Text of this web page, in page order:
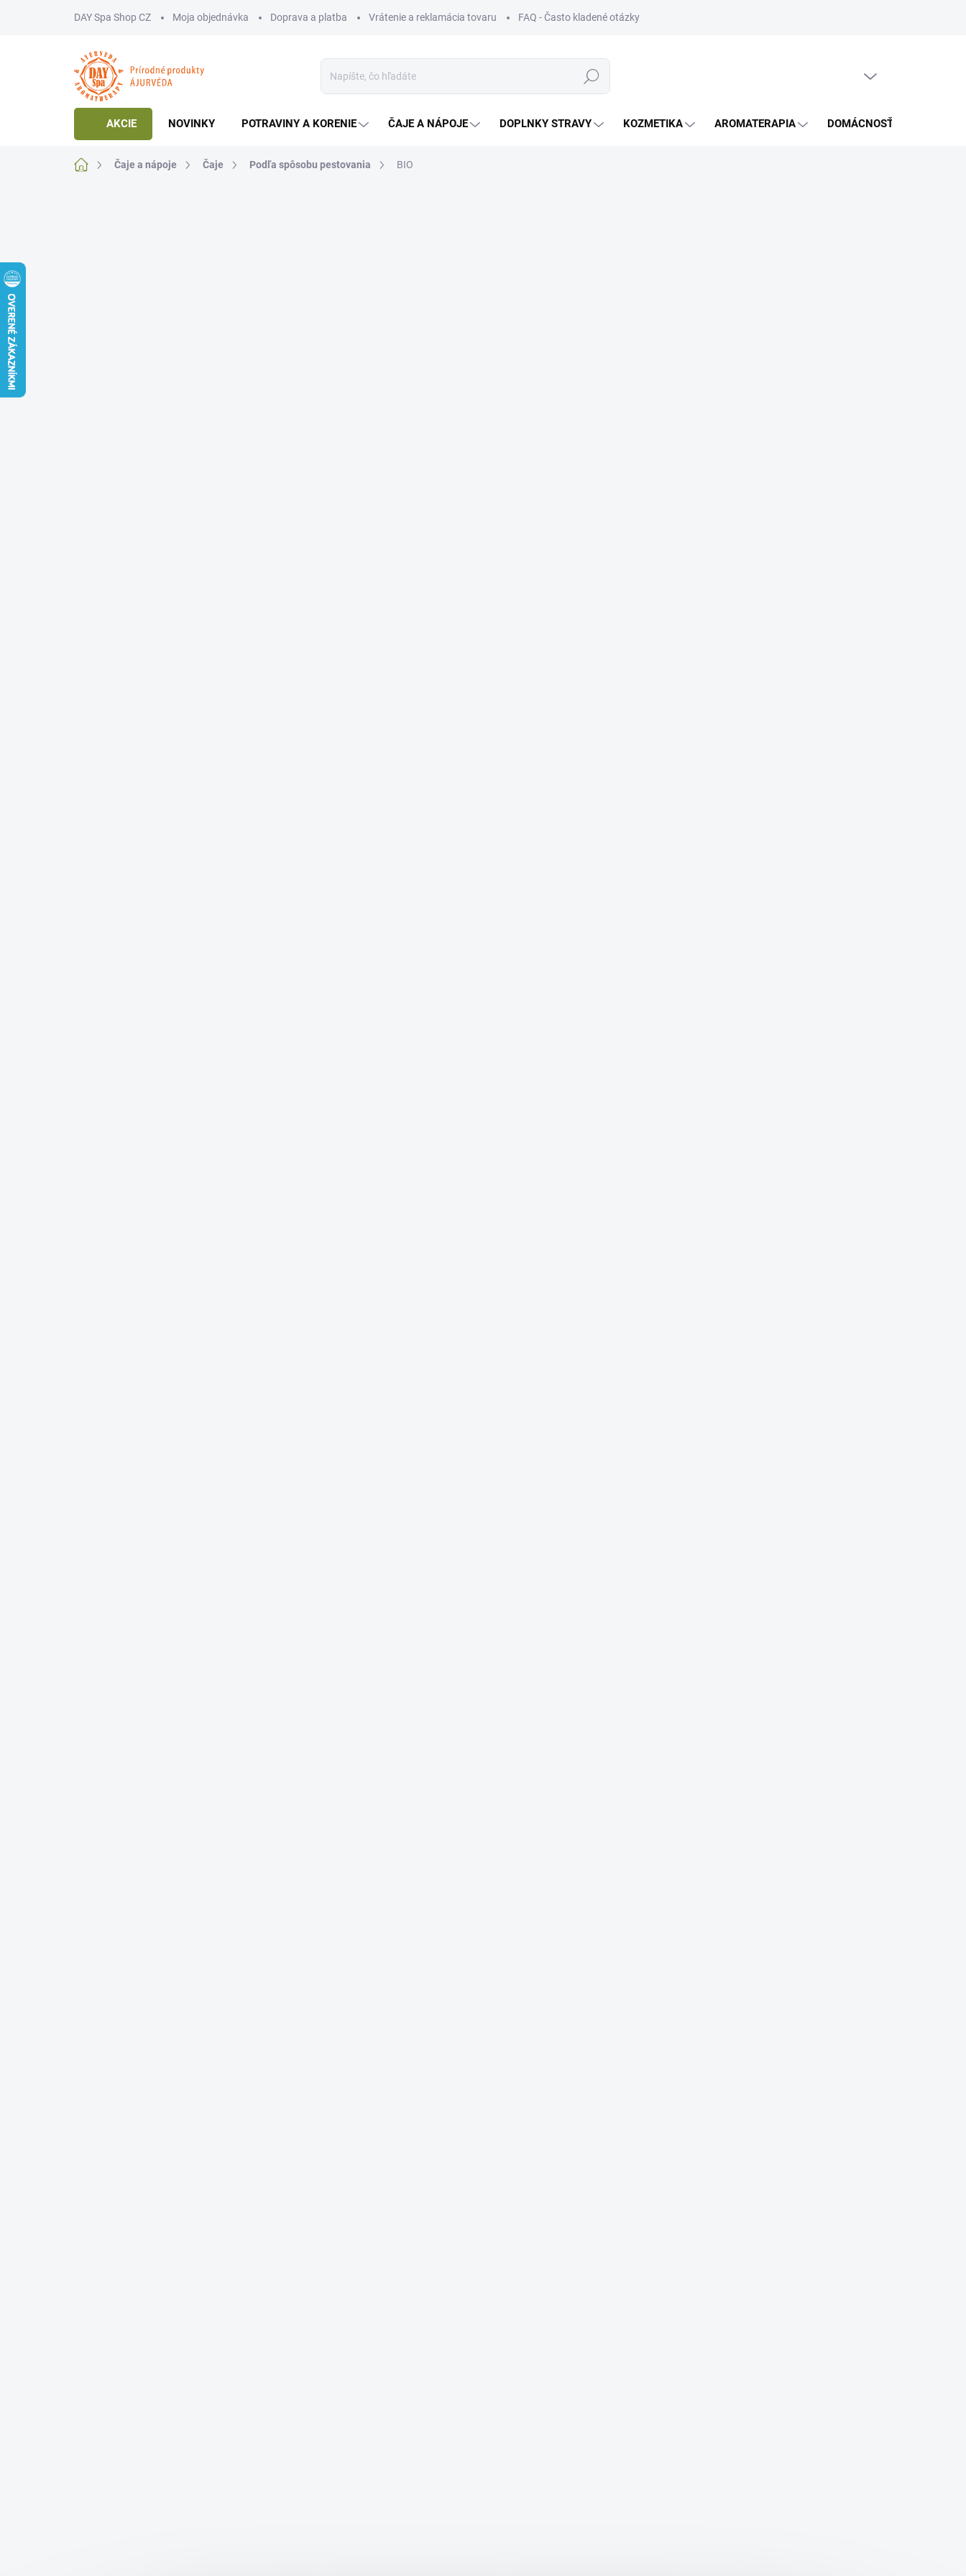
DAY Spa Shop CZ Moja objednávka Doprava a platba Vrátenie a reklamácia tovaru FAQ - Často kladené otázky
Hľadať
AKCIE NOVINKY POTRAVINY A KORENIE ČAJE A NÁPOJE DOPLNKY STRAVY KOZMETIKA AROMATERAPIA DOMÁCNOSŤ
DomovČaje a nápoje Čaje Podľa spôsobu pestovania BIO